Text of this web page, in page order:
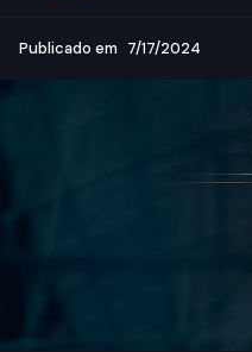
Publicado em 7/17/2024